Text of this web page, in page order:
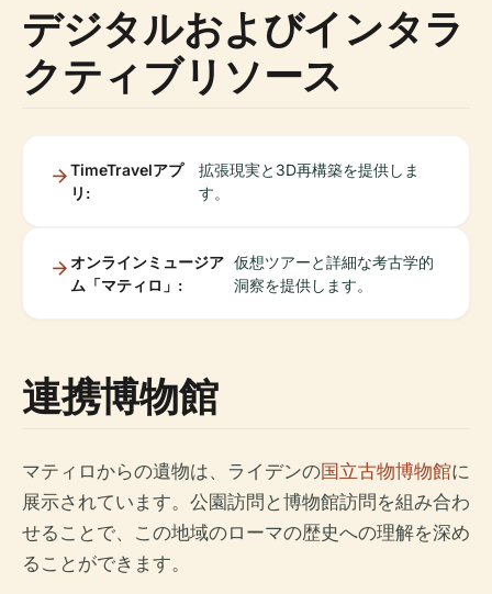
デジタルおよびインタラ
クティブリソース
TimeTravelアプ
リ:
拡張現実と3D再構築を提供しま
す。
オンラインミュージア
ム「マティロ」:
仮想ツアーと詳細な考古学的
洞察を提供します。
連携博物館
マティロからの遺物は、ライデンの国立古物博物館に
展示されています。公園訪問と博物館訪問を組み合わ
せることで、この地域のローマの歴史への理解を深め
ることができます。